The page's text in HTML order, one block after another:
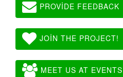
PROVIDE FEEDBACK
JOIN THE PROJECT!
MEET US AT EVENTS